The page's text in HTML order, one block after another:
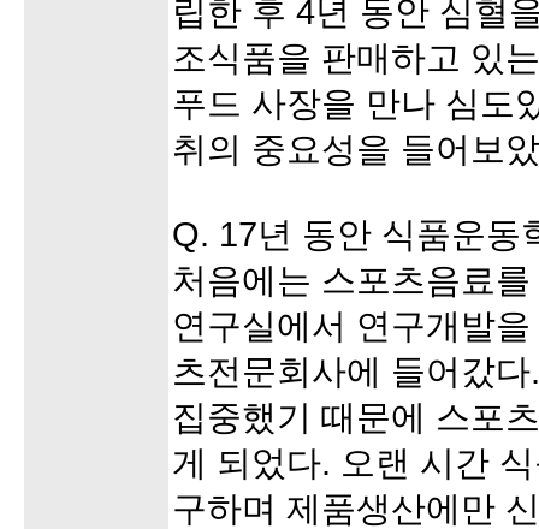
립한 후 4년 동안 심혈
조식품을 판매하고 있
푸드 사장을 만나 심도
취의 중요성을 들어보
Q. 17년 동안 식품운동
처음에는 스포츠음료
연구실에서 연구개발
츠전문회사에 들어갔
집중했기 때문에 스포
게 되었다. 오랜 시간
구하며 제품생산에만